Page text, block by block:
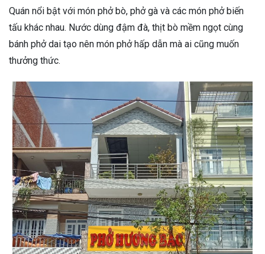
Quán nổi bật với món phở bò, phở gà và các món phở biến
tấu khác nhau. Nước dùng đậm đà, thịt bò mềm ngọt cùng
bánh phở dai tạo nên món phở hấp dẫn mà ai cũng muốn
thưởng thức.